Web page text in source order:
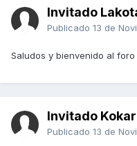
Invitado
Publicado 13 de
Saludos y bienvenido al
Invitado
Publicado 13 de